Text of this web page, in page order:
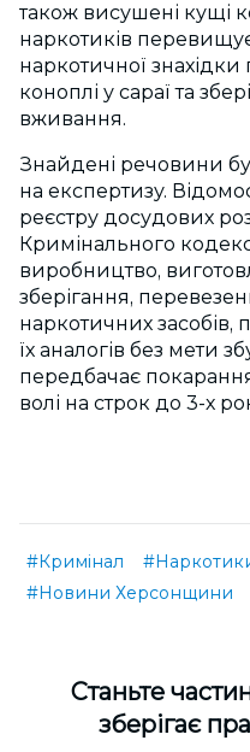
також висушені кущі
наркотиків
наркотичної
коноплі у сараї та
вживання.
Знайдені речовини
на експертизу.
реєстру досудових
Кримінального
виробництво,
зберігання,
наркотичних
їх аналогів без мети
передбачає
волі на строк до 3-х
#Кримінал
#Новини Херсонщини
Cтаньте
зберігає